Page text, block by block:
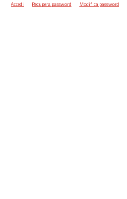
Accedi Recupera password Modifica password